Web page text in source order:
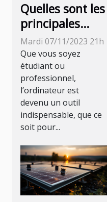
Quelles sont les
principales
raisons de faire
appel à un
informaticien
certifié ?
Mardi 07/11/2023 21h
Que vous soyez
étudiant ou
professionnel,
l’ordinateur est
devenu un outil
indispensable, que ce
soit pour...